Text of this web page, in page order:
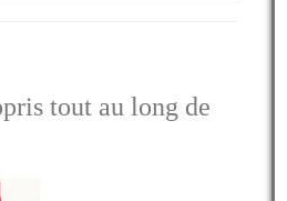
diminuer
tout au long de